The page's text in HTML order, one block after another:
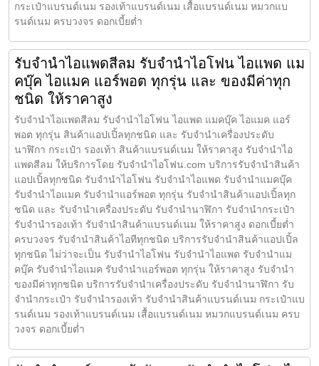
กระเป๋าแบรนด์เนม รองเท้าแบรนด์เนม เสื้อแบรนด์เนม หมวกแบ
รนด์เนม ครบวงจร ดอกเบี้ยต่ำ
รับจำนำไอแพดสีลม รับจำนำไอโฟน ไอแพด แม
คบุ๊ค ไอแมค แอร์พอต ทุกรุ่น และ ของมีค่าทุก
ชนิด ให้ราคาสูง
รับจำนำไอแพดสีลม รับจำนำไอโฟน ไอแพด แมคบุ๊ค ไอแมค แอร์
พอต ทุกรุ่น สินค้าแอปเปิ้ลทุกชนิด และ รับจำนำเครื่องประดับ
นาฬิกา กระเป๋า รองเท้า สินค้าแบรนด์เนม ให้ราคาสูง รับจำนำไอ
แพดสีลม ให้บริการโดย รับจํานําไอโฟน.com บริการรับจำนำสินค้า
แอปเปิ้ลทุกชนิด รับจำนำไอโฟน รับจำนำไอแพด รับจำนำแมคบุ๊ค
รับจำนำไอแมค รับจำนำแอร์พอต ทุกรุ่น รับจำนำสินค้าแอปเปิ้ลทุก
ชนิด และ รับจำนำเครื่องประดับ รับจำนำนาฬิกา รับจำนำกระเป๋า
รับจำนำรองเท้า รับจำนำสินค้าแบรนด์เนม ให้ราคาสูง ดอกเบี้ยต่ำ
ครบวงจร รับจำนำสินค้าไอทีทุกชนิด บริการรับจำนำสินค้าแอปเปิ้ล
ทุกชนิด ไม่ว่าจะเป็น รับจำนำไอโฟน รับจำนำไอแพด รับจำนำแม
คบุ๊ค รับจำนำไอแมค รับจำนำแอร์พอต ทุกรุ่น ให้ราคาสูง รับจำนำ
ของมีค่าทุกชนิด บริการรับจำนำเครื่องประดับ รับจำนำนาฬิกา รับ
จำนำกระเป๋า รับจำนำรองเท้า รับจำนำสินค้าแบรนด์เนม กระเป๋าแบ
รนด์เนม รองเท้าแบรนด์เนม เสื้อแบรนด์เนม หมวกแบรนด์เนม ครบ
วงจร ดอกเบี้ยต่ำ